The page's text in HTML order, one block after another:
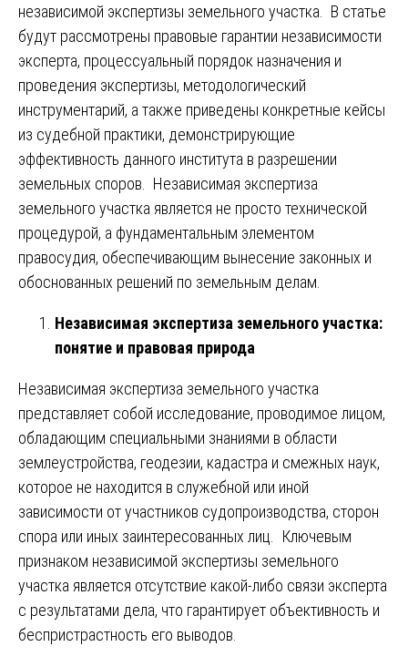
независимой экспертизы земельного участка. В статье
будут рассмотрены правовые гарантии независимости
эксперта, процессуальный порядок назначения и
проведения экспертизы, методологический
инструментарий, а также приведены конкретные кейсы
из судебной практики, демонстрирующие
эффективность данного института в разрешении
земельных споров. Независимая экспертиза
земельного участка является не просто технической
процедурой, а фундаментальным элементом
правосудия, обеспечивающим вынесение законных и
обоснованных решений по земельным делам.
Независимая экспертиза земельного участка:
понятие и правовая природа
Независимая экспертиза земельного участка
представляет собой исследование, проводимое лицом,
обладающим специальными знаниями в области
землеустройства, геодезии, кадастра и смежных наук,
которое не находится в служебной или иной
зависимости от участников судопроизводства, сторон
спора или иных заинтересованных лиц. Ключевым
признаком независимой экспертизы земельного
участка является отсутствие какой-либо связи эксперта
с результатами дела, что гарантирует объективность и
беспристрастность его выводов.